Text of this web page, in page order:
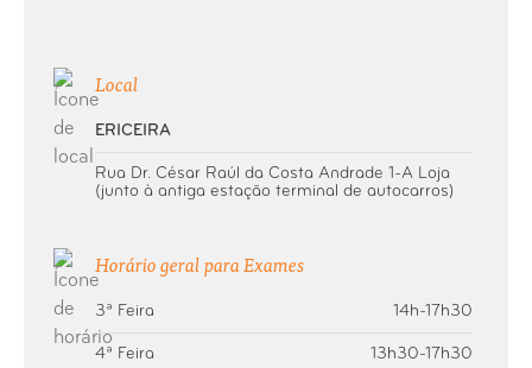
Raio-X Coluna Cervical
Raio-X Clavícula
Raio-X Coluna Coccigea
Raio-X Coluna Dorsal
Local
ERICEIRA
Rua Dr. César Raúl da Costa Andrade 1-A Loja
(junto à antiga estação terminal de autocarros)
Horário geral para Exames
3ª Feira 14h-17h30
4ª Feira 13h30-17h30